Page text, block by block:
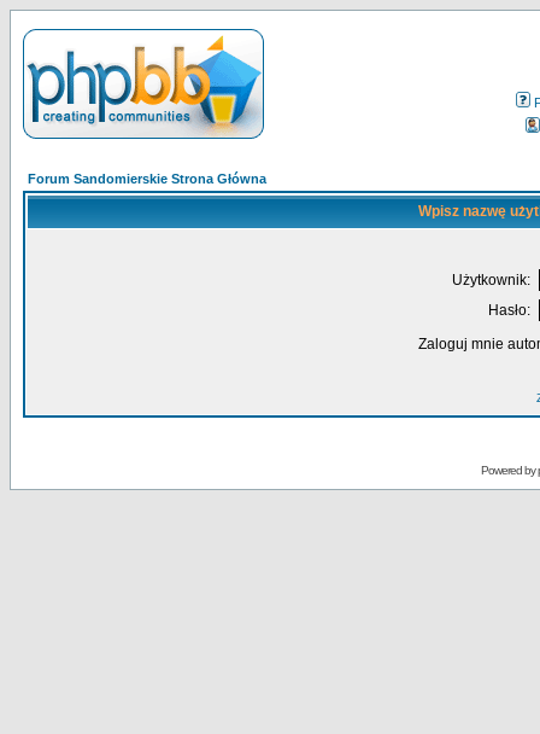
Forum Sandomierskie Strona Główna
Wpisz nazwę
Użytkownik:
Hasło:
Zaloguj mnie
Powered by